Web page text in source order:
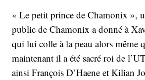
« Le petit prince de Chamonix »,
public de Chamonix a donné à
qui lui colle à la peau alors même
maintenant il a été sacré roi de
ainsi François D’Haene et Kilian